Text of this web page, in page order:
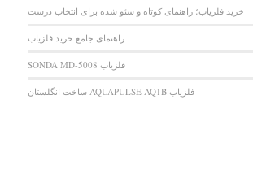
خرید فلزیاب؛ راهنمای کوتاه و سئو شده برای انتخاب درست
راهنمای جامع خرید فلزیاب
فلزیاب SONDA MD-5008
فلزیاب AQUAPULSE AQ1B ساخت انگلستان